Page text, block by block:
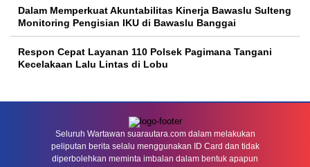
Dalam Memperkuat Akuntabilitas Kinerja Bawaslu Sulteng
Monitoring Pengisian IKU di Bawaslu Banggai
Respon Cepat Layanan 110 Polsek Pagimana Tangani
Kecelakaan Lalu Lintas di Lobu
Seluruh Wartawan suarautara.com dalam melakukan
peliputan berita selalu menggunakan ID Card dan tidak
diperbolehkan meminta imbalan dalam bentuk apapun